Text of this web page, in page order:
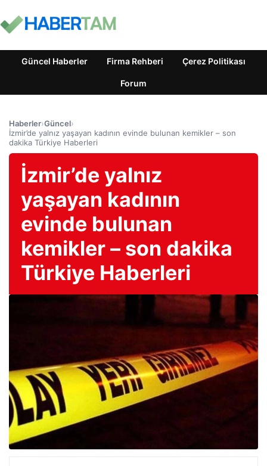
Güncel Haberler Firma Rehberi Çerez Politikası
Forum
Haberler›Güncel›
İzmir’de yalnız yaşayan kadının evinde bulunan kemikler – son
dakika Türkiye Haberleri
İzmir’de yalnız
yaşayan kadının
evinde bulunan
kemikler – son dakika
Türkiye Haberleri